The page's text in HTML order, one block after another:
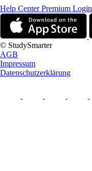
Help CenterPremium Login
© StudySmarter
AGB
Impressum
Datenschutzerklärung